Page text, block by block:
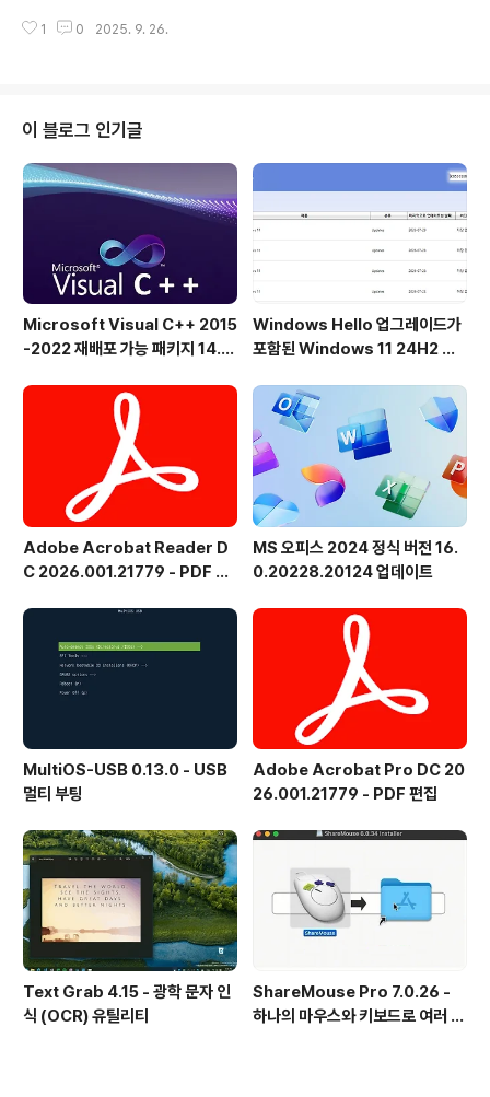
브랜드를 변경할 때 사용해야 합니다.-DDU는 수행중인
에 컨텍스트 메뉴를 추가하여 선택한 폴더를 쉽게 검색할
생성' 기능도 있어 대량 이름 변경 시 매우 유용합니다.정규
표현식은 복잡해질 수 있으므로 grepWin을 사용하면 가
장 많이 사용하는 표현식을 사전 설정 목록에 추가할 수 있
습니다. 설치용grepWin-2.1.12-x64.msigrepWin-2.
1.12.msi포터블grepWin-x64-2.1.12_p..
1 0 2025. 9. 26.
이 블로그 인기글
Microsoft Visual C++ 2015
-2022 재배포 가능 패키지 14.5
Windows Hello 업그레이드가
포함된 Windows 11 24H2 및
출시
Adobe Acrobat Reader D
C 2026.001.21779 - PDF 뷰
MS 오피스 2024 정식 버전 16.
0.20228.20124 업데이트
MultiOS-USB 0.13.0 - USB
멀티 부팅
Adobe Acrobat Pro DC 20
26.001.21779 - PDF 편집
Text Grab 4.15 - 광학 문자 인
식 (OCR) 유틸리티
ShareMouse Pro 7.0.26 -
하나의 마우스와 키보드로 여러 대